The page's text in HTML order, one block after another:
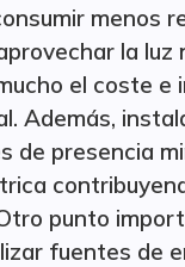
menos
la luz
el coste e
Además,
de presencia
punto
fuentes de